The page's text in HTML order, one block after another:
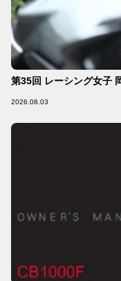
第35回 レーシング女子
2026.08.03